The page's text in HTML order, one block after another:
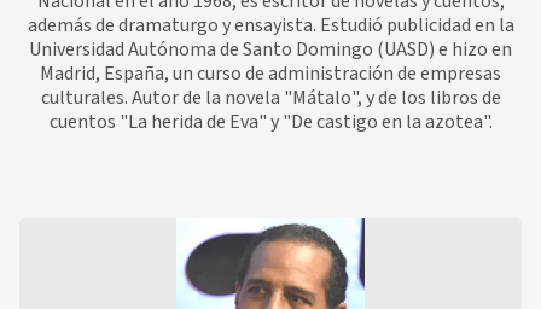
además de dramaturgo y ensayista. Estudió publicidad en la
Universidad Autónoma de Santo Domingo (UASD) e hizo en
Madrid, España, un curso de administración de empresas
culturales. Autor de la novela "Mátalo", y de los libros de
cuentos "La herida de Eva" y "De castigo en la azotea".